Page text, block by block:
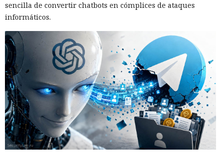
sencilla de convertir chatbots en cómplices de ataques
informáticos.